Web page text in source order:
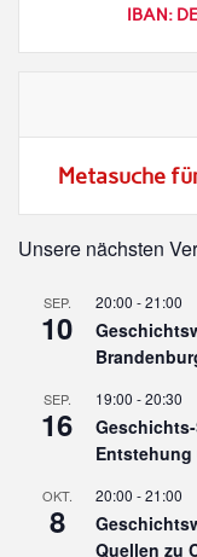
IBAN:
Metasuche
Unsere nächsten
SEP.
10
20:00 -21:00
SEP.
16
19:00 -20:30
OKT.
8
20:00 -21:00
Quellen zu